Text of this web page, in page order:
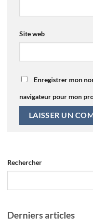
Site web
Enregistrer mon
navigateur pour mon
Rechercher
Derniers articles